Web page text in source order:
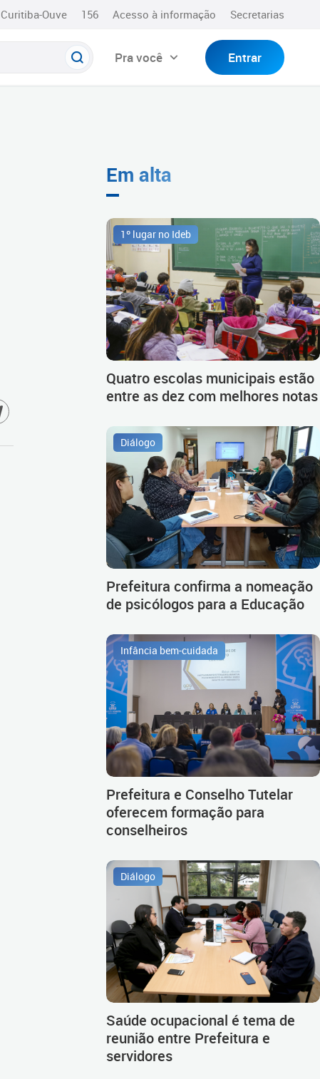
Curitiba-Ouve 156 Acesso à informação Secretarias
Pra você Entrar
Em alta
1º lugar no Ideb
Quatro escolas municipais estão
entre as dez com melhores notas
Diálogo
Prefeitura confirma a nomeação
de psicólogos para a Educação
Infância bem-cuidada
Prefeitura e Conselho Tutelar
oferecem formação para
conselheiros
Diálogo
Saúde ocupacional é tema de
reunião entre Prefeitura e
servidores